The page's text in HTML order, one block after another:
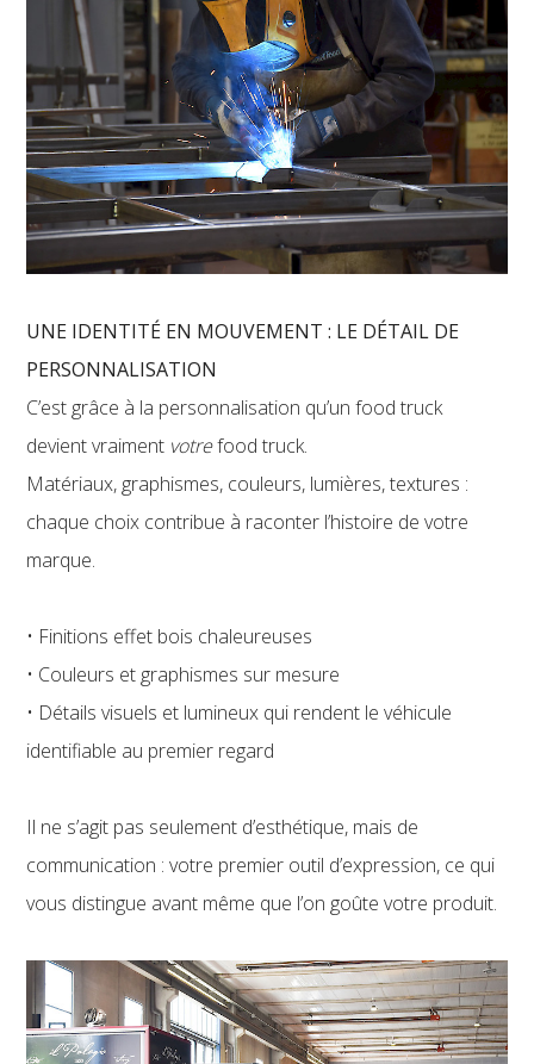
UNE IDENTITÉ EN MOUVEMENT : LE DÉTAIL DE
PERSONNALISATION
C’est grâce à la personnalisation qu’un food truck
devient vraiment votrefood truck.
Matériaux, graphismes, couleurs, lumières, textures :
chaque choix contribue à raconter l’histoire de votre
marque.
• Finitions effet bois chaleureuses
• Couleurs et graphismes sur mesure
• Détails visuels et lumineux qui rendent le véhicule
identifiable au premier regard
Il ne s’agit pas seulement d’esthétique, mais de
communication : votre premier outil d’expression, ce qui
vous distingue avant même que l’on goûte votre produit.